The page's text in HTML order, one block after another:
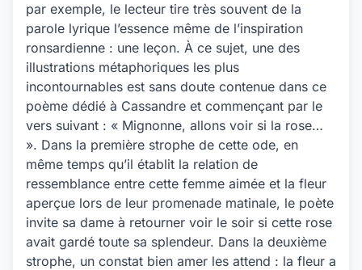
par exemple, le lecteur tire très souvent de la
parole lyrique l’essence même de l’inspiration
ronsardienne : une leçon. À ce sujet, une des
illustrations métaphoriques les plus
incontournables est sans doute contenue dans ce
poème dédié à Cassandre et commençant par le
vers suivant : « Mignonne, allons voir si la rose…
». Dans la première strophe de cette ode, en
même temps qu’il établit la relation de
ressemblance entre cette femme aimée et la fleur
aperçue lors de leur promenade matinale, le poète
invite sa dame à retourner voir le soir si cette rose
avait gardé toute sa splendeur. Dans la deuxième
strophe, un constat bien amer les attend : la fleur a